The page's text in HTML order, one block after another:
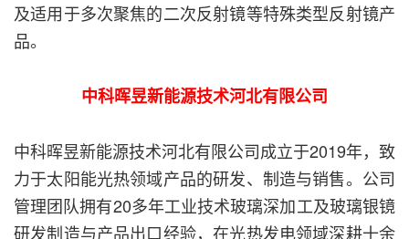
及适用于多次聚焦的二次反射镜等特殊类型反射镜产
品。
中科晖昱新能源技术河北有限公司
中科晖昱新能源技术河北有限公司成立于2019年，致
力于太阳能光热领域产品的研发、制造与销售。公司
管理团队拥有20多年工业技术玻璃深加工及玻璃银镜
研发制造与产品出口经验，在光热发电领域深耕十余